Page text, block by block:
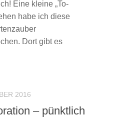
Eine kleine „To-
habe ich diese
Dort gibt es
2016
– pünktlich